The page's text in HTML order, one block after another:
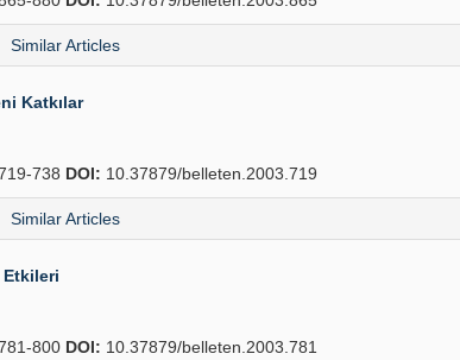
Similar Articles
Katkılar
738 DOI: 10.37879/belleten.2003.719
Similar Articles
800 DOI: 10.37879/belleten.2003.781